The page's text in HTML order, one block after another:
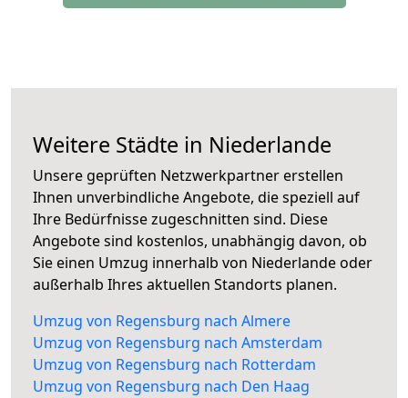
Weitere Städte in Niederlande
Unsere geprüften Netzwerkpartner erstellen
Ihnen unverbindliche Angebote, die speziell auf
Ihre Bedürfnisse zugeschnitten sind. Diese
Angebote sind kostenlos, unabhängig davon, ob
Sie einen Umzug innerhalb von Niederlande oder
außerhalb Ihres aktuellen Standorts planen.
Umzug von Regensburg nach Almere
Umzug von Regensburg nach Amsterdam
Umzug von Regensburg nach Rotterdam
Umzug von Regensburg nach Den Haag